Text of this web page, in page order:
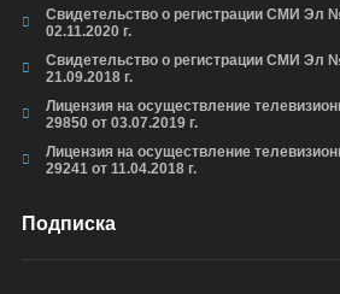
Свидетельство о регистрации СМИ Эл
02.11.2020 г.
Свидетельство о регистрации СМИ Эл
21.09.2018 г.
Лицензия на осуществление
29850 от 03.07.2019 г.
Лицензия на осуществление
29241 от 11.04.2018 г.
Подписка